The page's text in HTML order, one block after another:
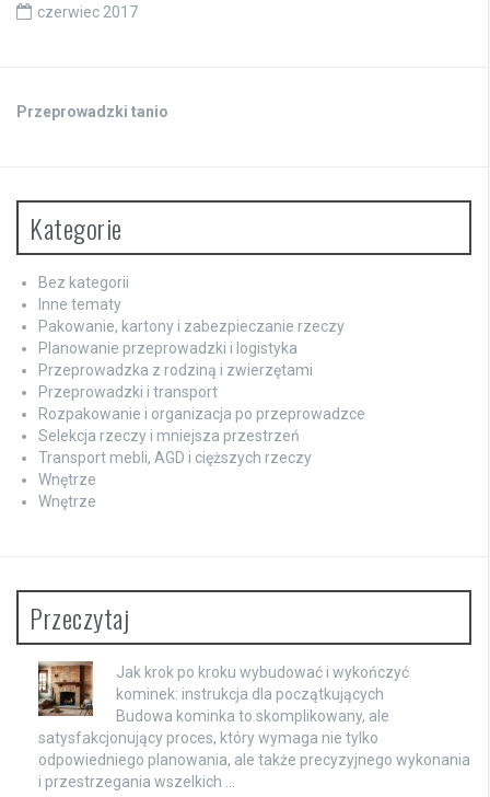
czerwiec 2017
Przeprowadzki tanio
Kategorie
Bez kategorii
Inne tematy
Pakowanie, kartony i zabezpieczanie rzeczy
Planowanie przeprowadzki i logistyka
Przeprowadzka z rodziną i zwierzętami
Przeprowadzki i transport
Rozpakowanie i organizacja po przeprowadzce
Selekcja rzeczy i mniejsza przestrzeń
Transport mebli, AGD i cięższych rzeczy
Wnętrze
Wnętrze
Przeczytaj
Jak krok po kroku wybudować i wykończyć
kominek: instrukcja dla początkujących
Budowa kominka to skomplikowany, ale
satysfakcjonujący proces, który wymaga nie tylko
odpowiedniego planowania, ale także precyzyjnego wykonania
i przestrzegania wszelkich …